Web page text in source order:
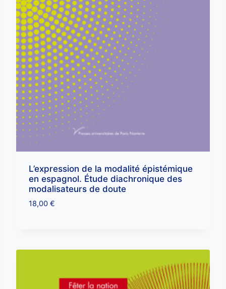
L’expression de la modalité épistémique
en espagnol. Étude diachronique des
modalisateurs de doute
18,00 €